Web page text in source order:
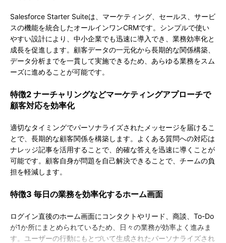
Salesforce Starter Suiteは、マーケティング、セールス、サービ
スの機能を統合したオールインワンCRMです。シンプルで使い
やすい設計により、中小企業でも迅速に導入でき、業務効率化と
成長を促進します。顧客データの一元化から長期的な関係構築、
データ分析までを一貫して実施できるため、あらゆる業務をスム
ーズに進めることが可能です。
特徴2 ナーチャリングなどマーケティングアプローチで
顧客対応を効率化
適切なタイミングでパーソナライズされたメッセージを届けるこ
とで、長期的な顧客関係を構築します。よくある質問への対応は
ナレッジ記事を活用することで、的確な答えを迅速に導くことが
可能です。顧客自身が問題を自己解決できることで、チームの負
担を軽減します。
特徴3 毎日の業務を効率化するホーム画面
ログイン直後のホーム画面にコンタクトやリード、商談、To-Do
が1か所にまとめられているため、日々の業務が効率よく進みま
す。ユーザーの行動にもとづいて生成されたパーソナライズされ